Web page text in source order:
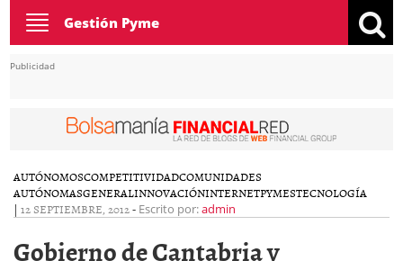
Toggle
navigation
Gestión Pyme
Publicidad
AUTÓNOMOSCOMPETITIVIDADCOMUNIDADES
AUTÓNOMASGENERALINNOVACIÓNINTERNETPYMESTECNOLOGÍA
| 12 SEPTIEMBRE, 2012- Escrito por:admin
Gobierno de Cantabria y